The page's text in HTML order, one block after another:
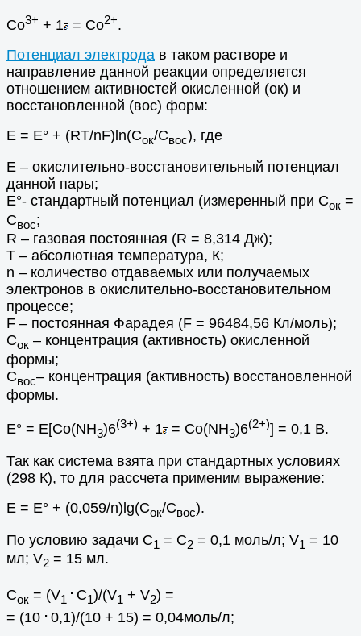
Со3+ + 1 = Со2+.
Потенциал электрода в таком растворе и
направление данной реакции определяется
отношением активностей окисленной (ок) и
восстановленной (вос) форм:
Е = E° + (RT/nF)ln(Coк/Cвос), где
E – окислительно-восстановительный потенциал
данной пары;
E°- стандартный потенциал (измеренный при Cок =
Cвос;
R – газовая постоянная (R = 8,314 Дж);
T – абсолютная температура, К;
n – количество отдаваемых или получаемых
электронов в окислительно-восстановительном
процессе;
F – постоянная Фарадея (F = 96484,56 Кл/моль);
Cок – концентрация (активность) окисленной
формы;
Cвос– концентрация (активность) восстановленной
формы.
E° = E[Co(NH3)6(3+) + 1 = Co(NH3)6(2+)] = 0,1 В.
Так как система взята при стандартных условиях
(298 К), то для рассчета применим выражение:
Е = E° + (0,059/n)lg(Coк/Cвос).
По условию задачи С1 = С2 = 0,1 моль/л; V1 = 10
мл; V2 = 15 мл.
Сок = (V1
. C1)/(V1 + V2) =
= (10 . 0,1)/(10 + 15) = 0,04моль/л;